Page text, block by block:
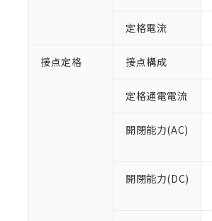
定格電流
接点定格 接点構成
定格通電電流
開閉能力(AC)
開閉能力(DC)